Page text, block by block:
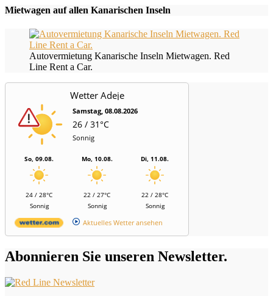
Mietwagen auf allen Kanarischen Inseln
Autovermietung Kanarische Inseln Mietwagen. Red
Line Rent a Car.
Wetter Adeje
Samstag, 08.08.2026
26 / 31°C
Sonnig
So, 09.08.
24 / 28°C
Sonnig
Mo, 10.08.
22 / 27°C
Sonnig
Di, 11.08.
22 / 28°C
Sonnig
Aktuelles Wetter ansehen
Abonnieren Sie unseren Newsletter.